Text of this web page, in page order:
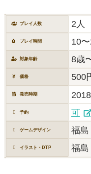
プレイ人数 2人
プレイ時間 10
対象年齢 8歳
価格 500
発売時期
予約 可
ゲームデザイン 福島
イラスト・DTP 福島